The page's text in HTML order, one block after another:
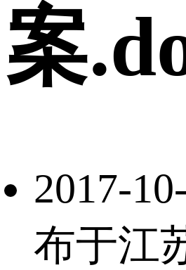
案
2017-
布于江